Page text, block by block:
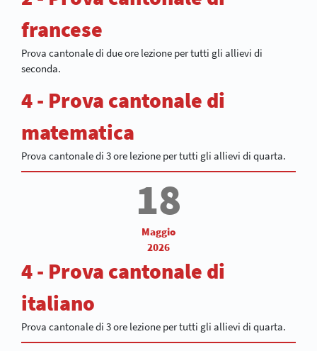
francese
Prova cantonale di due ore lezione per tutti gli allievi di
seconda.
4 - Prova cantonale di
matematica
Prova cantonale di 3 ore lezione per tutti gli allievi di quarta.
18
Maggio
2026
4 - Prova cantonale di
italiano
Prova cantonale di 3 ore lezione per tutti gli allievi di quarta.